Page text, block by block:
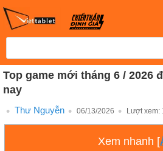
Top game mới tháng 6 / 2026
nay
Thư Nguyễn 06/13/2026 Lượt xem:
Xem nhanh [